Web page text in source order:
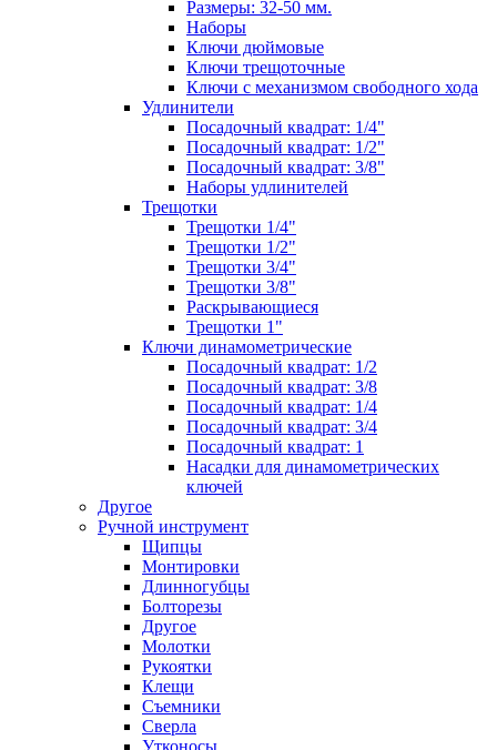
Размеры: 32-50 мм.
Наборы
Ключи дюймовые
Ключи трещоточные
Ключи с механизмом свободного хода
Удлинители
Посадочный квадрат: 1/4"
Посадочный квадрат: 1/2"
Посадочный квадрат: 3/8"
Наборы удлинителей
Трещотки
Трещотки 1/4"
Трещотки 1/2"
Трещотки 3/4"
Трещотки 3/8"
Раскрывающиеся
Трещотки 1"
Ключи динамометрические
Посадочный квадрат: 1/2
Посадочный квадрат: 3/8
Посадочный квадрат: 1/4
Посадочный квадрат: 3/4
Посадочный квадрат: 1
Насадки для динамометрических
ключей
Другое
Ручной инструмент
Щипцы
Монтировки
Длинногубцы
Болторезы
Другое
Молотки
Рукоятки
Клещи
Съемники
Сверла
Утконосы